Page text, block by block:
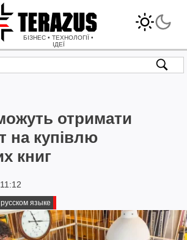
БІЗНЕС • ТЕХНОЛОГІЇ •
ІДЕЇ
отримати
на купівлю
книг
языке